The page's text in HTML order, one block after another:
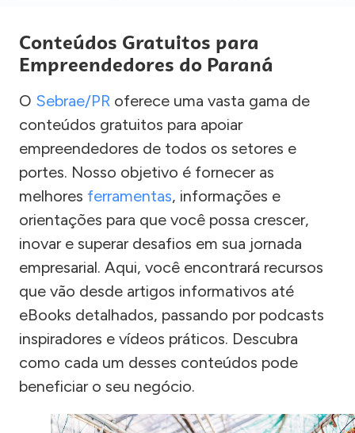
Conteúdos Gratuitos para
Empreendedores do Paraná
O Sebrae/PR oferece uma vasta gama de
conteúdos gratuitos para apoiar
empreendedores de todos os setores e
portes. Nosso objetivo é fornecer as
melhores ferramentas, informações e
orientações para que você possa crescer,
inovar e superar desafios em sua jornada
empresarial. Aqui, você encontrará recursos
que vão desde artigos informativos até
eBooks detalhados, passando por podcasts
inspiradores e vídeos práticos. Descubra
como cada um desses conteúdos pode
beneficiar o seu negócio.